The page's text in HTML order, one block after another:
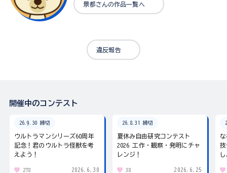
景都さんの作品一覧へ
違反報告
開催中のコンテスト
26.9.30 締切
ウルトラマンシリーズ60周年
記念！君のウルトラ怪獣を考
えよう！
278 2026.6.30
26.8.31 締切
夏休み自由研究コンテスト
2026 工作・観察・発明にチャ
レンジ！
38 2026.6.25
な
技